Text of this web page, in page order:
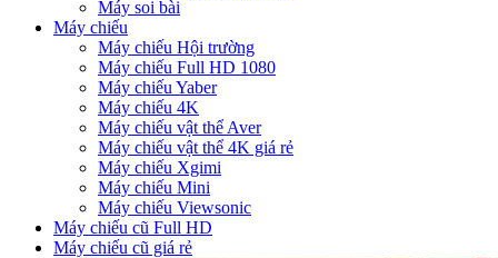
Máy soi bài
Máy chiếu
Máy chiếu Hội trường
Máy chiếu Full HD 1080
Máy chiếu Yaber
Máy chiếu 4K
Máy chiếu vật thể Aver
Máy chiếu vật thể 4K giá rẻ
Máy chiếu Xgimi
Máy chiếu Mini
Máy chiếu Viewsonic
Máy chiếu cũ Full HD
Máy chiếu cũ giá rẻ